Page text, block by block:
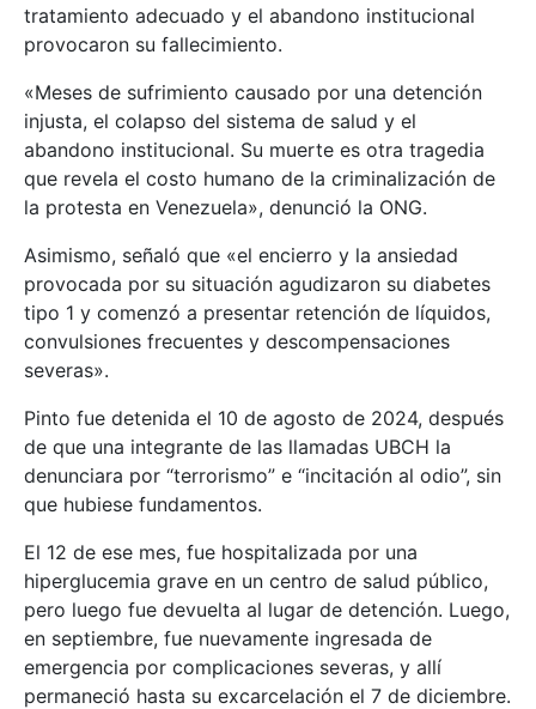
tratamiento adecuado y el abandono institucional
provocaron su fallecimiento.
«Meses de sufrimiento causado por una detención
injusta, el colapso del sistema de salud y el
abandono institucional. Su muerte es otra tragedia
que revela el costo humano de la criminalización de
la protesta en Venezuela», denunció la ONG.
Asimismo, señaló que «el encierro y la ansiedad
provocada por su situación agudizaron su diabetes
tipo 1 y comenzó a presentar retención de líquidos,
convulsiones frecuentes y descompensaciones
severas».
Pinto fue detenida el 10 de agosto de 2024, después
de que una integrante de las llamadas UBCH la
denunciara por “terrorismo” e “incitación al odio”, sin
que hubiese fundamentos.
El 12 de ese mes, fue hospitalizada por una
hiperglucemia grave en un centro de salud público,
pero luego fue devuelta al lugar de detención. Luego,
en septiembre, fue nuevamente ingresada de
emergencia por complicaciones severas, y allí
permaneció hasta su excarcelación el 7 de diciembre.